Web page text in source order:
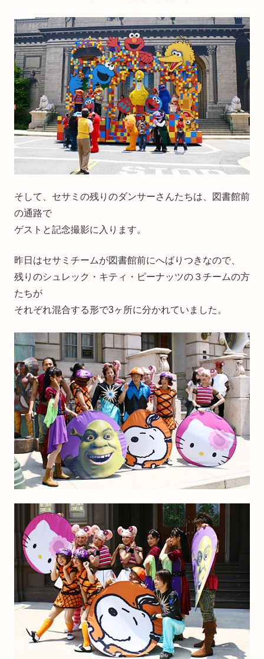
そして、セサミの残りのダンサーさんたちは、図書館前
の通路で
ゲストと記念撮影に入ります。
昨日はセサミチームが図書館前にへばりつきなので、
残りのシュレック・キティ・ピーナッツの３チームの方
たちが
それぞれ混合する形で3ヶ所に分かれていました。